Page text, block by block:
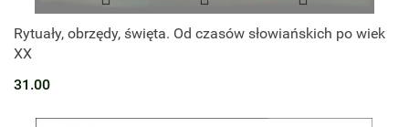
Rytuały, obrzędy, święta. Od czasów słowiańskich po wiek
XX
31.00